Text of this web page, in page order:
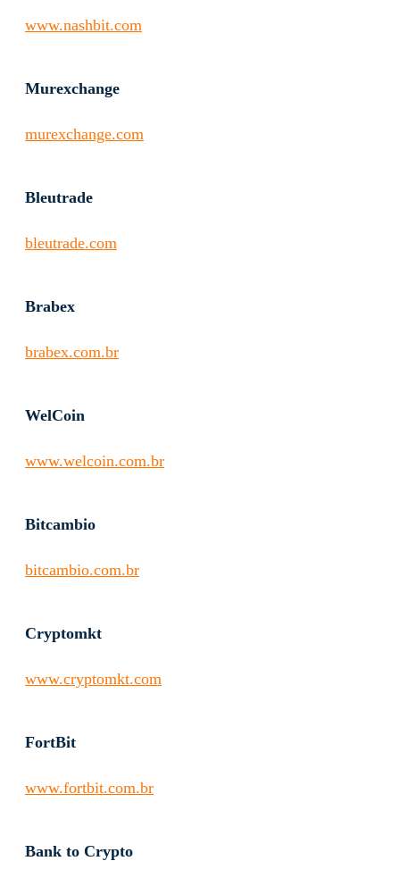
www.nashbit.com
Murexchange
murexchange.com
Bleutrade
bleutrade.com
Brabex
brabex.com.br
WelCoin
www.welcoin.com.br
Bitcambio
bitcambio.com.br
Cryptomkt
www.cryptomkt.com
FortBit
www.fortbit.com.br
Bank to Crypto